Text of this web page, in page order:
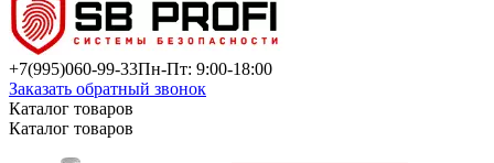
+7(995)060-99-33Пн-Пт: 9:00-18:00
Заказать обратный звонок
Каталог товаров
Каталог товаров